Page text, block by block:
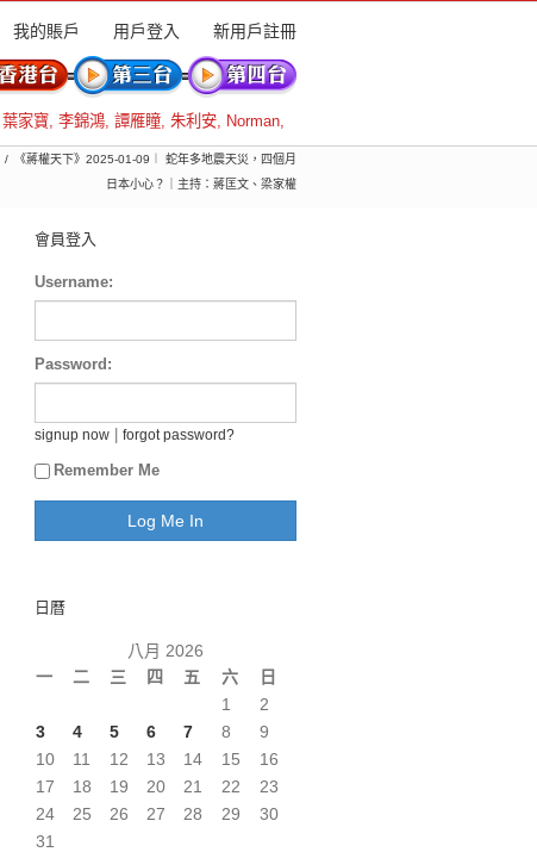
我的賬戶 用戶登入 新用戶註冊
葉家寶, 李錦鴻, 譚雁瞳, 朱利安, Norman,
《蔣權天下》2025-01-09︱ 蛇年多地震天災，四個月
日本小心？｜主持：蔣匡文、梁家權
會員登入
Username:
Password:
signup now forgot password?
Remember Me
日曆
八月 2026
一
二 三 四 五 六 日
1
2
3
4 5 6 7 8
9
10
11 12 13 14 15
16
17
18 19 20 21 22
23
24
25 26 27 28 29
30
31